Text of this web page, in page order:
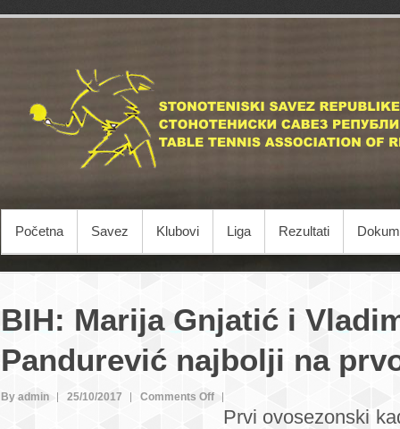
Početna Savez Klubovi Liga Rezultati
BIH: Marija Gnjatić i
Pandurević najbolji na
By admin 25/10/2017 Comments Offon
BIH:
Prvi ovosezonski